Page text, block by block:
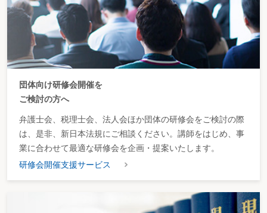
団体向け研修会開催を
ご検討の方へ
弁護士会、税理士会、法人会ほか団体の研修会をご検討の際
は、是非、新日本法規にご相談ください。講師をはじめ、事
業に合わせて最適な研修会を企画・提案いたします。
研修会開催支援サービス